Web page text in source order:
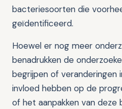
bacteriesoorten die
geïdentificeerd.
Hoewel er nog meer
benadrukken de
begrijpen of veranderingen
invloed hebben op de
of het aanpakken van deze